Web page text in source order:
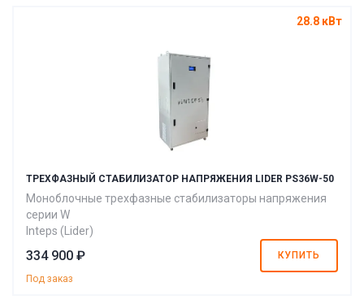
28.8 кВт
ТРЕХФАЗНЫЙ СТАБИЛИЗАТОР НАПРЯЖЕНИЯ LIDER PS36W-50
Моноблочные трехфазные стабилизаторы напряжения
серии W
Inteps (Lider)
334 900 ₽ КУПИТЬ
Под заказ